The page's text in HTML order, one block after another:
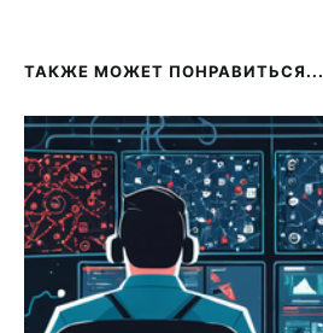
ТАКЖЕ МОЖЕТ ПОНРАВИТЬСЯ...